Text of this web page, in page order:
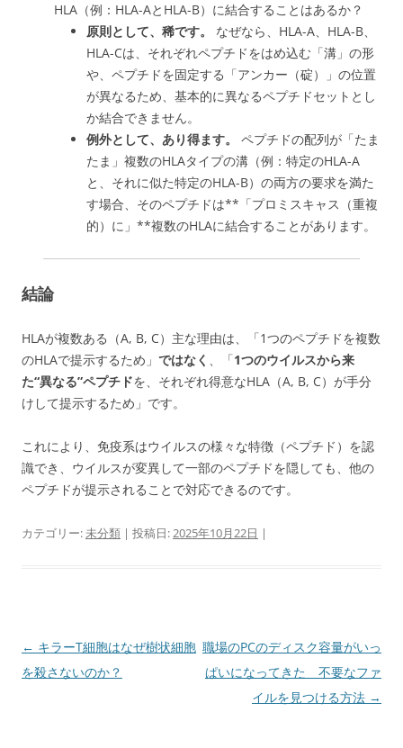
HLA（例：HLA-AとHLA-B）に結合することはあるか？
原則として、 稀です。
なぜなら、HLA-A、HLA-B、
HLA-Cは、それぞれペプチドをはめ込む「溝」の形
や、ペプチドを固定する「アンカー（碇）」の位置
が異なるため、基本的に異なるペプチドセットとし
か結合できません。
例外として、あり得ます。
ペプチドの配列が「たま
たま」複数のHLAタイプの溝（例：特定のHLA-A
と、それに似た特定のHLA-B）の両方の要求を満た
す場合、そのペプチドは**「プロミスキャス（重複
的）に」**複数のHLAに結合することがあります。
結論
HLAが複数ある（A, B, C）主な理由は、「1つのペプチドを複数
のHLAで提示するため」 ではなく 、「1つのウイルスから来
た“異なる”ペプチドを、それぞれ得意なHLA（A, B, C）が手分
けして提示するため」です。
これにより、免疫系はウイルスの様々な特徴（ペプチド）を認
識でき、ウイルスが変異して一部のペプチドを隠しても、他の
ペプチドが提示されることで対応できるのです。
カテゴリー:未分類 | 投稿日:2025年10月22日 |
投
稿
← キラーT細胞はなぜ樹状細胞
を殺さないのか？
職場のPCのディスク容量がいっ
ぱいになってきた 不要なファ
イルを見つける方法 →